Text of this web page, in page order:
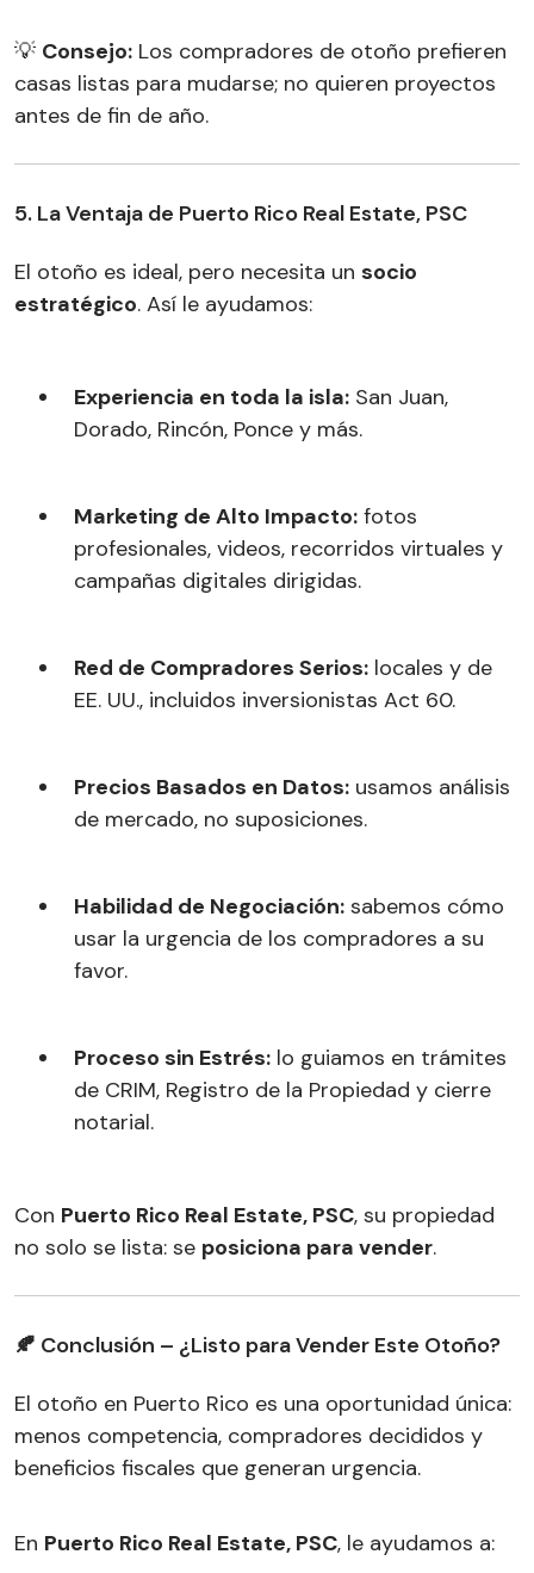
💡 Consejo: Los compradores de otoño prefieren
casas listas para mudarse; no quieren proyectos
antes de fin de año.
5. La Ventaja de Puerto Rico Real Estate, PSC
El otoño es ideal, pero necesita un socio
estratégico. Así le ayudamos:
Experiencia en toda la isla: San Juan,
Dorado, Rincón, Ponce y más.
Marketing de Alto Impacto: fotos
profesionales, videos, recorridos virtuales y
campañas digitales dirigidas.
Red de Compradores Serios: locales y de
EE. UU., incluidos inversionistas Act 60.
Precios Basados en Datos: usamos análisis
de mercado, no suposiciones.
Habilidad de Negociación: sabemos cómo
usar la urgencia de los compradores a su
favor.
Proceso sin Estrés: lo guiamos en trámites
de CRIM, Registro de la Propiedad y cierre
notarial.
Con Puerto Rico Real Estate, PSC, su propiedad
no solo se lista: se posiciona para vender.
🍂 Conclusión – ¿Listo para Vender Este Otoño?
El otoño en Puerto Rico es una oportunidad única:
menos competencia, compradores decididos y
beneficios fiscales que generan urgencia.
En Puerto Rico Real Estate, PSC, le ayudamos a: